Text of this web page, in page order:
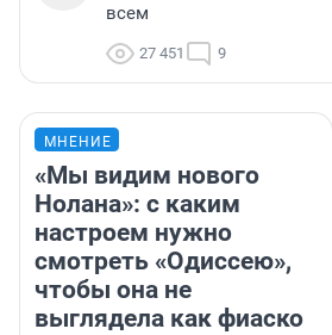
всем
27 451 9
МНЕНИЕ
«Мы видим нового
Нолана»: с каким
настроем нужно
смотреть «Одиссею»,
чтобы она не
выглядела как фиаско